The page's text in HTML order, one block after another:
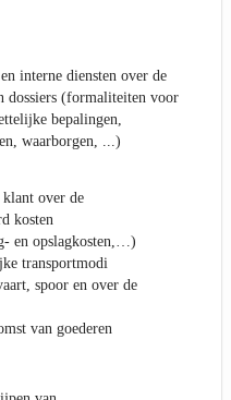
interne diensten over de
dossiers (formaliteiten voor
bepalingen,
waarborgen, ...)
over de
kosten
en opslagkosten,…)
transportmodi
spoor en over de
van goederen